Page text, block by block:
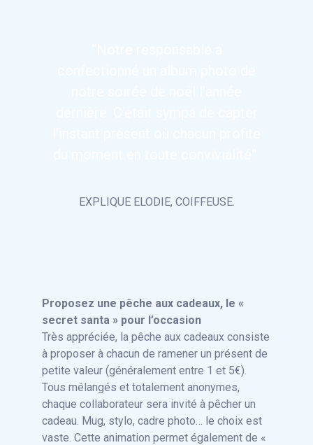
EXPLIQUE ELODIE, COIFFEUSE.
Proposez une pêche aux cadeaux, le «
secret santa » pour l’occasion
Très appréciée, la pêche aux cadeaux consiste
à proposer à chacun de ramener un présent de
petite valeur (généralement entre 1 et 5€).
Tous mélangés et totalement anonymes,
chaque collaborateur sera invité à pêcher un
cadeau. Mug, stylo, cadre photo… le choix est
vaste. Cette animation permet également de «